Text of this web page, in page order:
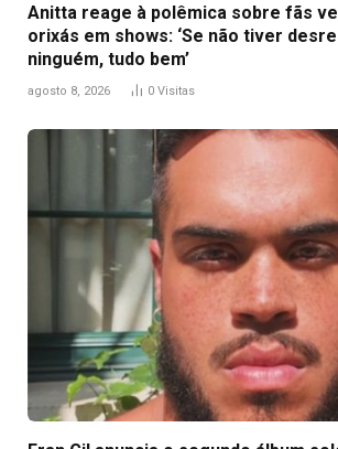
Anitta reage à polêmica sobre fãs
orixás em shows: ‘Se não tiver
ninguém, tudo bem’
agosto 8, 2026 0 Visitas